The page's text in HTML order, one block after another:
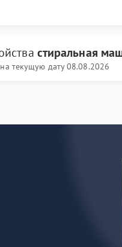
стиральная
текущую дату 08.08.2026